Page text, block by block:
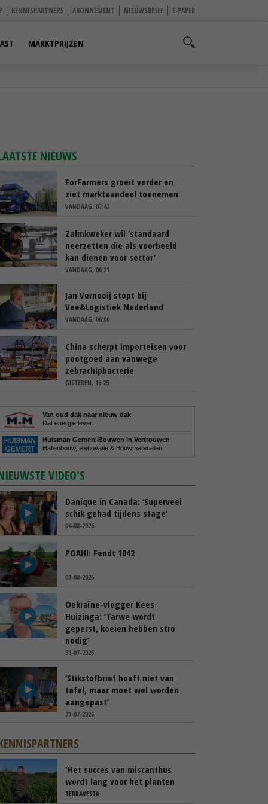
KENNISPARTNERS ABONNEMENT NIEUWSBRIEF E-PAPER
MARKTPRIJZEN
NIEUWS
ForFarmers groeit verder en
ziet marktaandeel toenemen
VANDAAG, 07:43
Zalmkweker wil ‘standaard
neerzetten die als voorbeeld
kan dienen voor sector’
VANDAAG, 06:21
Jan Vernooij stopt bij
Vee&Logistiek Nederland
VANDAAG, 06:00
China scherpt importeisen voor
pootgoed aan vanwege
zebrachipbacterie
GISTEREN, 16:25
Van oud dak naar nieuw dak
Dat energie levert.
Huisman Gemert-Bouwen in Vertrouwen
Hallenbouw, Renovatie & Bouwmaterialen
VIDEO'S
Danique in Canada: ‘Superveel
schik gehad tijdens stage’
04-08-2026
POAH!: Fendt 1042
01-08-2026
Oekraïne-vlogger Kees
Huizinga: ‘Tarwe wordt
geperst, koeien hebben stro
nodig’
31-07-2026
‘Stikstofbrief hoeft niet van
tafel, maar moet wel worden
aangepast’
31-07-2026
'Het succes van miscanthus
wordt lang voor het planten
beslist'
TERRAVESTA